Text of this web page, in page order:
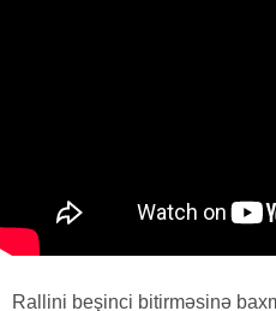
Rallini beşinci bitirməsinə